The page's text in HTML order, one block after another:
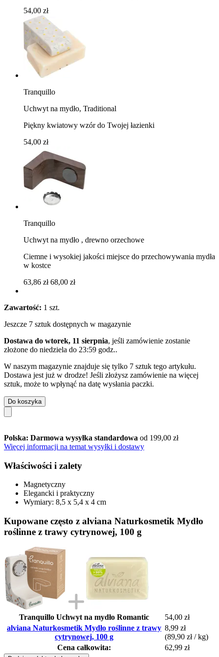
54,00 zł
Tranquillo
Uchwyt na mydło, Traditional
Piękny kwiatowy wzór do Twojej łazienki
54,00 zł
Tranquillo
Uchwyt na mydło , drewno orzechowe
Ciemne i wysokiej jakości miejsce do przechowywania mydła
w kostce
63,86 zł 68,00 zł
Zawartość: 1 szt.
Jeszcze 7 sztuk dostępnych w magazynie
Dostawa do wtorek, 11 sierpnia, jeśli zamówienie zostanie
złożone do niedziela do 23:59 godz..
W naszym magazynie znajduje się tylko 7 sztuk tego artykułu.
Dostawa jest już w drodze! Jeśli złożysz zamówienie na więcej
sztuk, może to wpłynąć na datę wysłania paczki.
Do koszyka
Polska: Darmowa wysyłka standardowa od 199,00 zł
Więcej informacji na temat wysyłki i dostawy
Właściwości i zalety
Magnetyczny
Elegancki i praktyczny
Wymiary: 8,5 x 5,4 x 4 cm
Kupowane często z alviana Naturkosmetik Mydło
roślinne z trawy cytrynowej, 100 g
Tranquillo Uchwyt na mydło Romantic
54,00 zł
alviana Naturkosmetik Mydło roślinne z trawy
cytrynowej, 100 g
8,99 zł
(89,90 zł / kg)
Cena całkowita:
62,99 zł